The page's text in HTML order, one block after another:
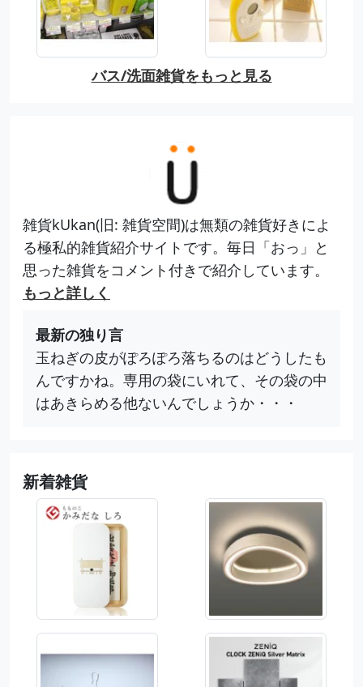
バス/洗面雑貨をもっと見る
雑貨kUkan(旧: 雑貨空間)は無類の雑貨好きによ
る極私的雑貨紹介サイトです。毎日「おっ」と
思った雑貨をコメント付きで紹介しています。
もっと詳しく
最新の独り言
玉ねぎの皮がぽろぽろ落ちるのはどうしたも
んですかね。専用の袋にいれて、その袋の中
はあきらめる他ないんでしょうか・・・
新着雑貨